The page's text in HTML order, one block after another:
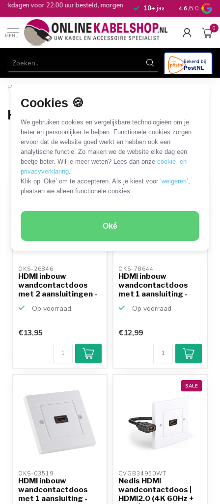
Cookies 🍪
We gebruiken cookies en vergelijkbare technologieën om je
beter en persoonlijker te helpen. Functionele cookies zorgen
ervoor dat de website goed werkt en hebben ook een
analytische functie. Zo maken we de website elke dag een
beetje beter. Wil je meer weten? Lees dan onzecookie- en
privacyverklaring.
Klik op ‘Oké’ om te accepteren. Als je kiest voor‘weigeren’,
plaatsen we alleen functionele cookies.
Oké
10+jaar productkennis 4.6 /5.0
MENU
0
Home
HDMI wandcontactdozen
HDMI wandcontactdozen
6 PRODUCTEN
Filters SORTEER OP
SALE
OKS-26846
HDMI inbouw
wandcontactdoos
met 2 aansluitingen -
Op voorraad
€13,95
OKS-78644
HDMI inbouw
wandcontactdoos
met 1 aansluiting -
Op voorraad
€12,99
OKS-03519
HDMI inbouw
wandcontactdoos
met 1 aansluiting -
SALE
CVGB34950WT
Nedis HDMI
wandcontactdoos |
HDMI2.0 (4K 60Hz +